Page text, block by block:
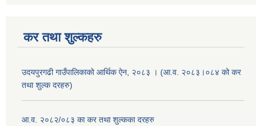
कर तथा शुल्कहरु
उदयपुरगढी गाउँपालिकाको आर्थिक ऐन, २०८३ । (आ.व. २०८३।०८४ को कर
तथा शुल्क दरहरु)
आ.व. २०८२/०८३ का कर तथा शुल्कका दरहरु